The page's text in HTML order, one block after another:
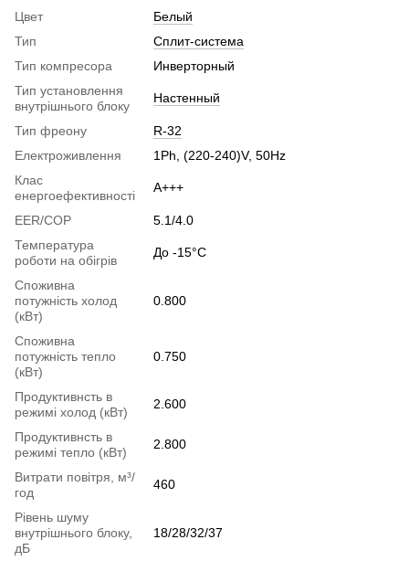
Цвет
Белый
Тип
Сплит-система
Тип компресора
Инверторный
Тип установлення
внутрішнього блоку
Настенный
Тип фреону
R-32
Електроживлення
1Ph, (220-240)V, 50Hz
Клас
енергоефективності
A+++
EER/COP
5.1/4.0
Температура
роботи на обігрів
До -15°C
Споживна
потужність холод
(кВт)
0.800
Споживна
потужність тепло
(кВт)
0.750
Продуктивнсть в
режимі холод (кВт)
2.600
Продуктивнсть в
режимі тепло (кВт)
2.800
Витрати повітря, м³/
год
460
Рівень шуму
внутрішнього блоку,
дБ
18/28/32/37